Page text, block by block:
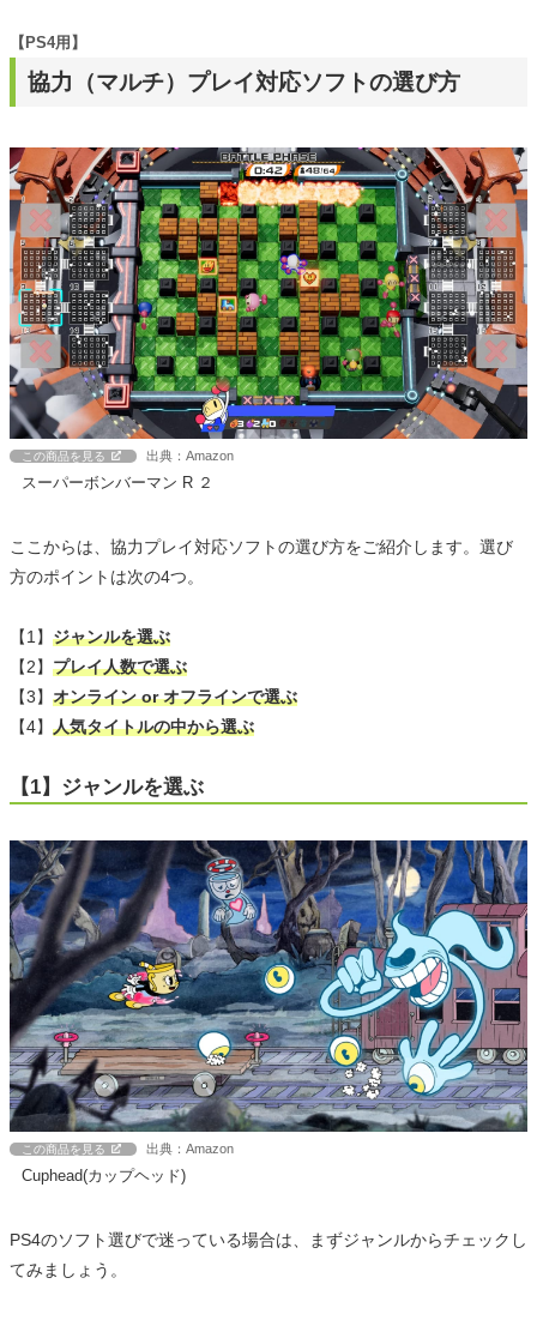
協力（マルチ）プレイ対応ソフトの選び方
【PS4用】
この商品を見る 出典：Amazon
スーパーボンバーマン R ２
ここからは、協力プレイ対応ソフトの選び方をご紹介します。選び
方のポイントは次の4つ。
【1】 ジャンルを選ぶ
【2】 プレイ人数で選ぶ
【3】 オンライン or オフラインで選ぶ
【4】 人気タイトルの中から選ぶ
【1】ジャンルを選ぶ
この商品を見る 出典：Amazon
Cuphead(カップヘッド)
PS4のソフト選びで迷っている場合は、まずジャンルからチェックし
てみましょう。